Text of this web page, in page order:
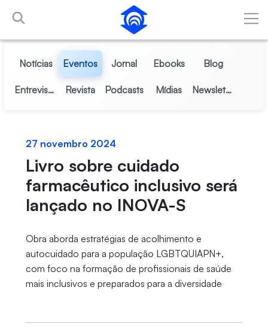
Pular para o Conteúdo principal
Notícias Eventos Jornal Ebooks Blog
Entrevistas Revista Podcasts Mídias Newsletter
27 novembro 2024
Livro sobre cuidado
farmacêutico inclusivo será
lançado no INOVA-S
Obra aborda estratégias de acolhimento e
autocuidado para a população LGBTQUIAPN+,
com foco na formação de profissionais de saúde
mais inclusivos e preparados para a diversidade